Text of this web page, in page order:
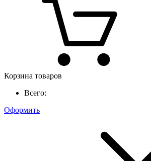
Корзина товаров
Всего:
Оформить